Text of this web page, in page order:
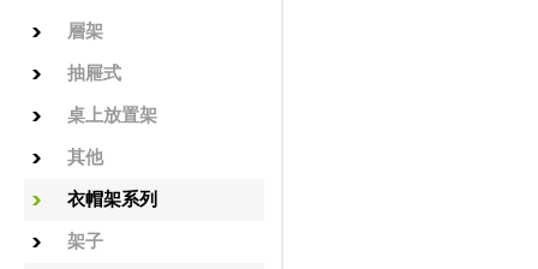
層架
抽屜式
桌上放置架
其他
衣帽架系列
架子